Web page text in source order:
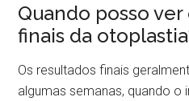
Quando posso
finais da
Os resultados finais
algumas semanas, quando o